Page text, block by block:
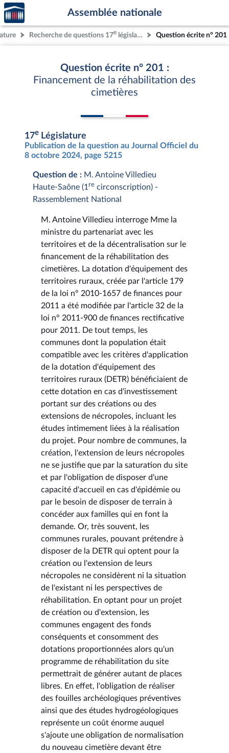
Aller au contenu
Aller en bas de la page
Accèder
à la
page
d'accueil
Assemblée nationale
Recherche de questions 17e législature Question écrite n° 201
Question écrite n° 201 :
Financement de la réhabilitation des
cimetières
17e Législature
Publication de la question au Journal Officiel du
8 octobre 2024, page 5215
Question de : M. Antoine Villedieu
Haute-Saône (1 re circonscription) -
Rassemblement National
M. Antoine Villedieu interroge Mme la
ministre du partenariat avec les
territoires et de la décentralisation sur le
financement de la réhabilitation des
cimetières. La dotation d'équipement des
territoires ruraux, créée par l'article 179
de la loi n° 2010-1657 de finances pour
2011 a été modifiée par l'article 32 de la
loi n° 2011-900 de finances rectificative
pour 2011. De tout temps, les
communes dont la population était
compatible avec les critères d'application
de la dotation d'équipement des
territoires ruraux (DETR) bénéficiaient de
cette dotation en cas d'investissement
portant sur des créations ou des
extensions de nécropoles, incluant les
études intimement liées à la réalisation
du projet. Pour nombre de communes, la
création, l'extension de leurs nécropoles
ne se justifie que par la saturation du site
et par l'obligation de disposer d'une
capacité d'accueil en cas d'épidémie ou
par le besoin de disposer de terrain à
concéder aux familles qui en font la
demande. Or, très souvent, les
communes rurales, pouvant prétendre à
disposer de la DETR qui optent pour la
création ou l'extension de leurs
nécropoles ne considèrent ni la situation
de l'existant ni les perspectives de
réhabilitation. En optant pour un projet
de création ou d'extension, les
communes engagent des fonds
conséquents et consomment des
dotations proportionnées alors qu'un
programme de réhabilitation du site
permettrait de générer autant de places
libres. En effet, l'obligation de réaliser
des fouilles archéologiques préventives
ainsi que des études hydrogéologiques
représente un coût énorme auquel
s'ajoute une obligation de normalisation
du nouveau cimetière devant être